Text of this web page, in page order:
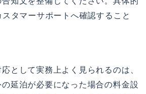
タマーサポートへ確認すること
として実務上よく見られるのは、
の延泊が必要になった場合の料金設